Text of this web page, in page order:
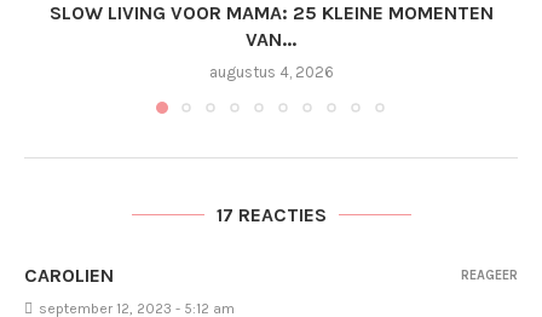
SLOW LIVING VOOR MAMA: 25 KLEINE MOMENTEN
VAN...
augustus 4, 2026
17 REACTIES
CAROLIEN
september 12, 2023 - 5:12 am
REAGEER